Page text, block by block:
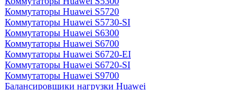
Коммутаторы Huawei S5720
Коммутаторы Huawei S5730-SI
Коммутаторы Huawei S6300
Коммутаторы Huawei S6700
Коммутаторы Huawei S6720-EI
Коммутаторы Huawei S6720-SI
Коммутаторы Huawei S9700
Балансировщики нагрузки Huawei